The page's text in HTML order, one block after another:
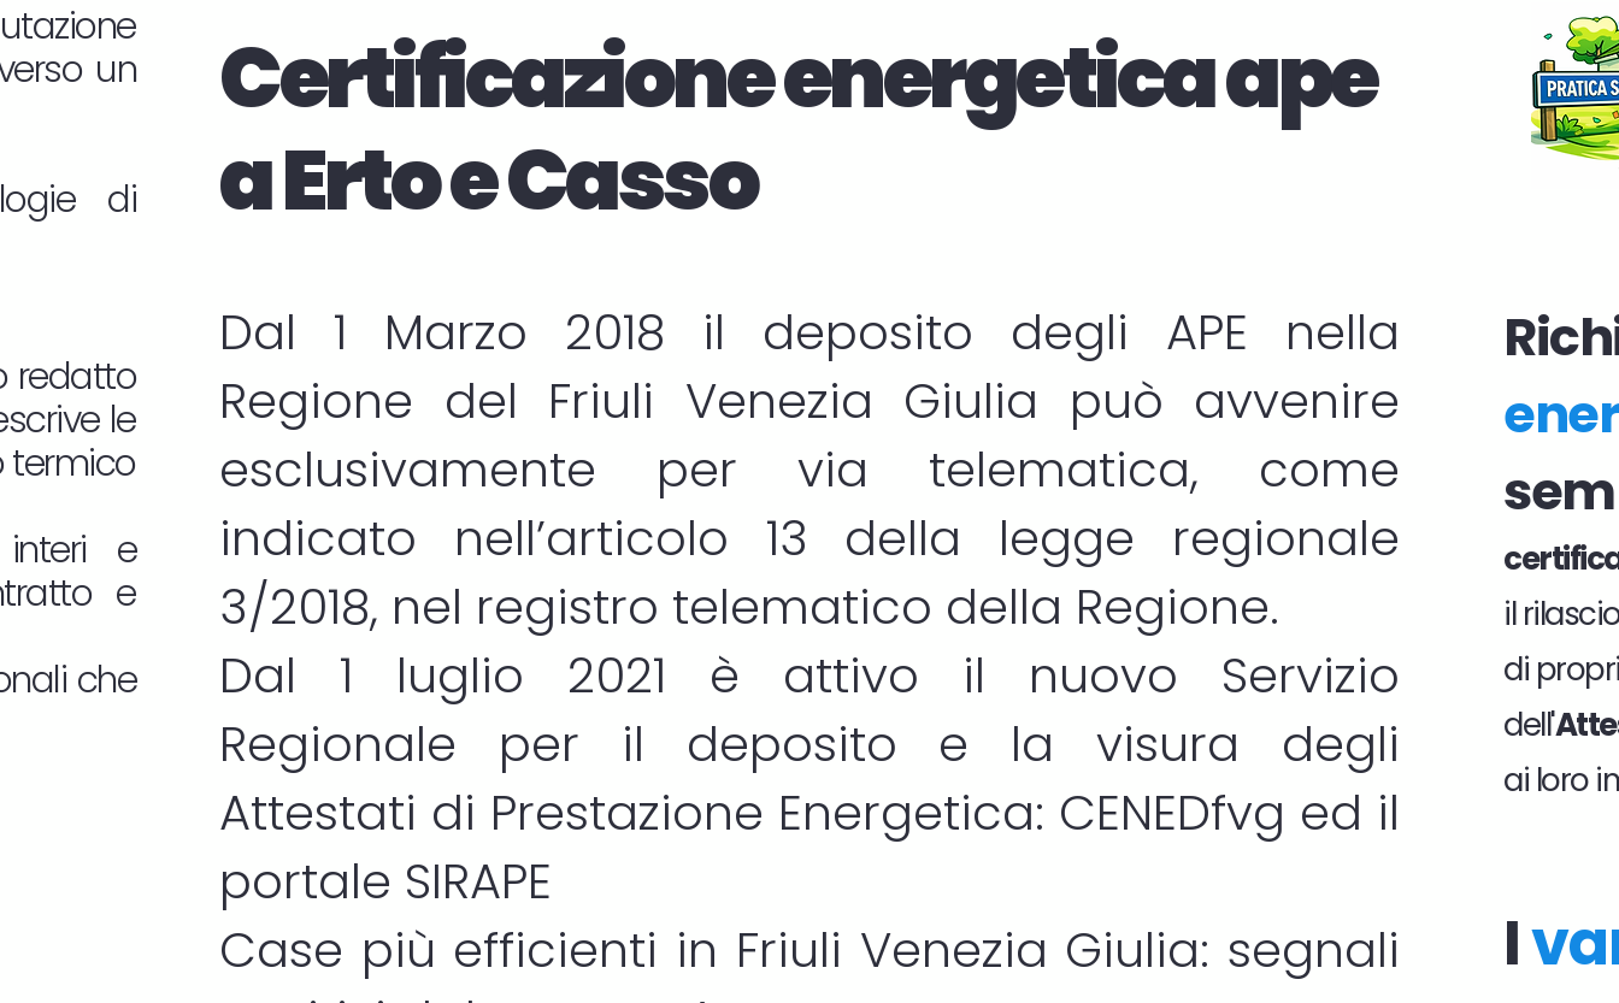
un
di
redatto
le
termico
e
e
che
Certificazione energetica ape
a Erto e Casso
Dal 1 Marzo 2018 il deposito degli APE nella
Regione del Friuli Venezia Giulia può avvenire
esclusivamente per via telematica, come
indicato nell’articolo 13 della legge regionale
3/2018, nel registro telematico della Regione.
Dal 1 luglio 2021 è attivo il nuovo Servizio
Regionale per il deposito e la visura degli
Attestati di Prestazione Energetica: CENEDfvg ed il
portale SIRAPE
Case più efficienti in Friuli Venezia Giulia: segnali
il
di
dell'
ai loro
I